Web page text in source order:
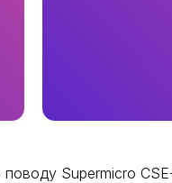
Supermicro